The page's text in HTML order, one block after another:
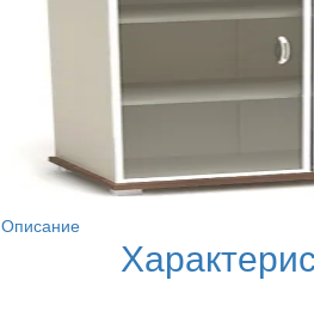
Описание